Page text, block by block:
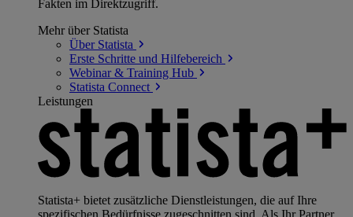
Fakten im Direktzugriff.
Mehr über Statista
Über Statista
Erste Schritte und Hilfebereich
Webinar & Training Hub
Statista Connect
Leistungen
Statista+ bietet zusätzliche Dienstleistungen, die auf Ihre
spezifischen Bedürfnisse zugeschnitten sind. Als Ihr Partner